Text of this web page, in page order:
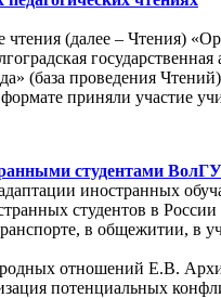
(далее – Чтения)
проведения
приняли участие
студентами ВолГУ
иностранных
студентов в
в общежитии, в
отношений Е.В.
потенциальных